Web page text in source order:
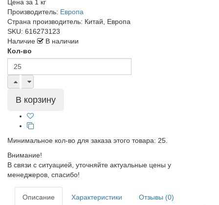
Цена за 1 кг
Производитель: Европа
Страна производитель: Китай, Европа
SKU: 616273123
Наличие
В наличии
Кол-во
Минимальное кол-во для заказа этого товара: 25.
Внимание!
В связи с ситуацией, уточняйте актуальные цены у
менеджеров, спасибо!
Описание Характеристики Отзывы (0)